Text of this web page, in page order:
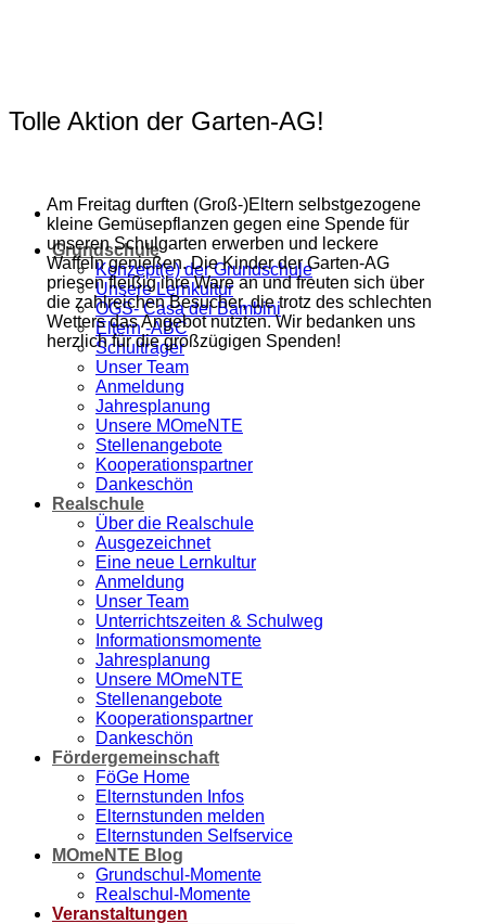
Grundschule
Konzept(e) der Grundschule
Unsere Lernkultur
OGS- Casa dei Bambini
Eltern -ABC
Schulträger
Unser Team
Anmeldung
Jahresplanung
Unsere MOmeNTE
Stellenangebote
Kooperationspartner
Dankeschön
Realschule
Über die Realschule
Ausgezeichnet
Eine neue Lernkultur
Anmeldung
Unser Team
Unterrichtszeiten & Schulweg
Informationsmomente
Jahresplanung
Unsere MOmeNTE
Stellenangebote
Kooperationspartner
Dankeschön
Fördergemeinschaft
FöGe Home
Elternstunden Infos
Elternstunden melden
Elternstunden Selfservice
MOmeNTE Blog
Grundschul-Momente
Realschul-Momente
Veranstaltungen
Tolle Aktion der Garten-AG!
Am Freitag durften (Groß-)Eltern selbstgezogene
kleine Gemüsepflanzen gegen eine Spende für
unseren Schulgarten erwerben und leckere
Waffeln genießen. Die Kinder der Garten-AG
priesen fleißig ihre Ware an und freuten sich über
die zahlreichen Besucher, die trotz des schlechten
Wetters das Angebot nutzten. Wir bedanken uns
herzlich für die großzügigen Spenden!